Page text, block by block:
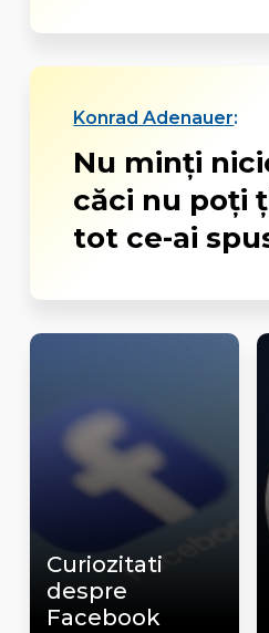
Konrad Adenauer:
Nu minţi
căci nu poţi
tot ce-ai
Curiozitati
despre
Facebook